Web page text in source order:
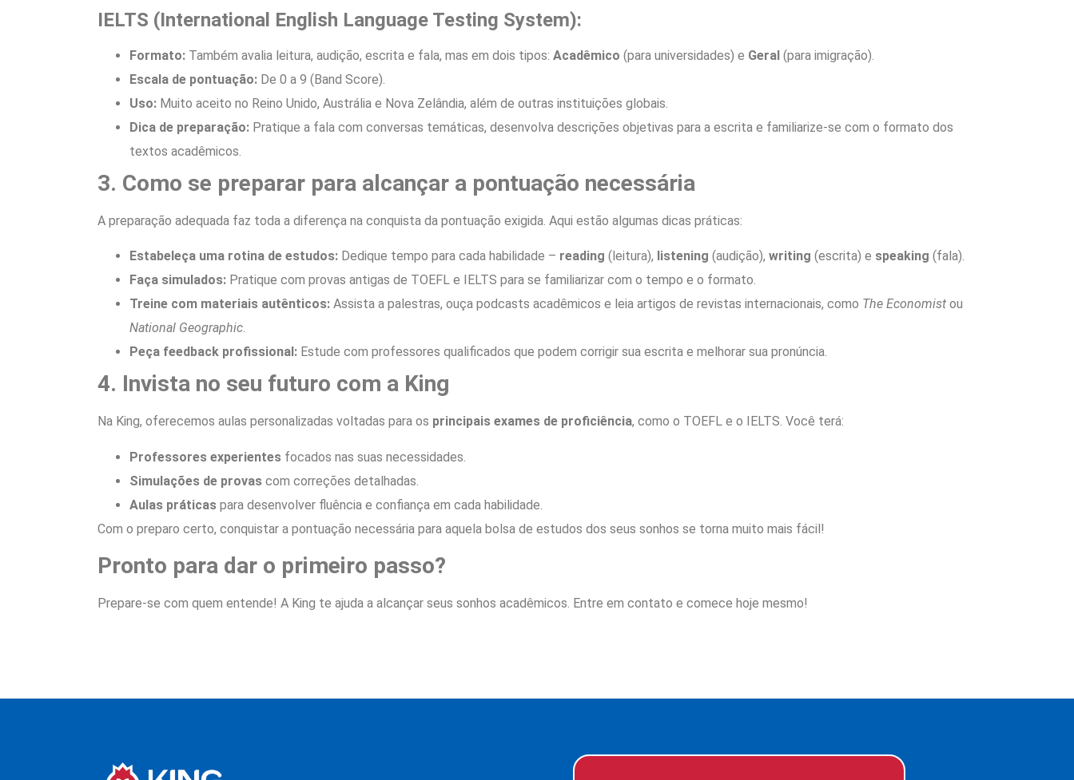
IELTS (International English Language Testing System):
Formato: Também avalia leitura, audição, escrita e fala, mas em dois tipos: Acadêmico (para universidades) e Geral (para imigração).
Escala de pontuação: De 0 a 9 (Band Score).
Uso: Muito aceito no Reino Unido, Austrália e Nova Zelândia, além de outras instituições globais.
Dica de preparação: Pratique a fala com conversas temáticas, desenvolva descrições objetivas para a escrita e familiarize-se com o formato dos
textos acadêmicos.
3. Como se preparar para alcançar a pontuação necessária
A preparação adequada faz toda a diferença na conquista da pontuação exigida. Aqui estão algumas dicas práticas:
Estabeleça uma rotina de estudos: Dedique tempo para cada habilidade – reading (leitura), listening (audição), writing (escrita) e speaking (fala).
Faça simulados: Pratique com provas antigas de TOEFL e IELTS para se familiarizar com o tempo e o formato.
Treine com materiais autênticos: Assista a palestras, ouça podcasts acadêmicos e leia artigos de revistas internacionais, como The Economist ou
National Geographic.
Peça feedback profissional: Estude com professores qualificados que podem corrigir sua escrita e melhorar sua pronúncia.
4. Invista no seu futuro com a King
Na King, oferecemos aulas personalizadas voltadas para os principais exames de proficiência, como o TOEFL e o IELTS. Você terá:
Professores experientes focados nas suas necessidades.
Simulações de provas com correções detalhadas.
Aulas práticas para desenvolver fluência e confiança em cada habilidade.
Com o preparo certo, conquistar a pontuação necessária para aquela bolsa de estudos dos seus sonhos se torna muito mais fácil!
Pronto para dar o primeiro passo?
Prepare-se com quem entende! A King te ajuda a alcançar seus sonhos acadêmicos. Entre em contato e comece hoje mesmo!